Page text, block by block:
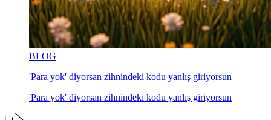
BLOG
'Para yok' diyorsan zihnindeki kodu yanlış giriyorsun
'Para yok' diyorsan zihnindeki kodu yanlış giriyorsun